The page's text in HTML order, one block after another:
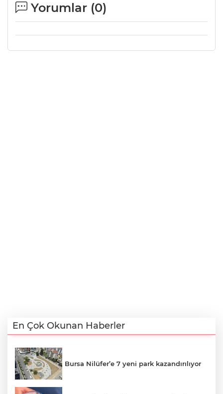
Yorumlar (0)
En Çok Okunan Haberler
Bursa Nilüfer’e 7 yeni park kazandırılıyor